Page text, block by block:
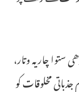
ستوا چاریہ وتار،
مخلوقات کو